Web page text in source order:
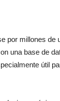
por millones de
una base de
útil